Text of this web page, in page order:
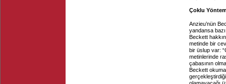
Çoklu
Anzieu’nün
yandansa
Beckett
metinde bir
bir üslup var:
metinlerinde
çabasının
Beckett